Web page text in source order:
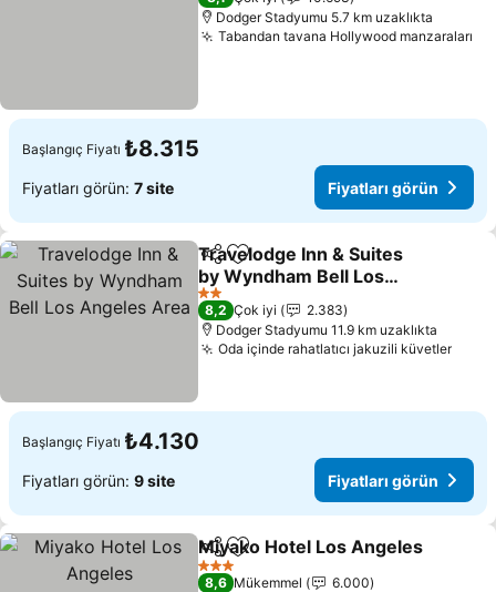
Dodger Stadyumu 5.7 km uzaklıkta
Tabandan tavana Hollywood manzaraları
Başlangıç Fiyatı ₺8.315
Fiyatları görün: 7 site Fiyatları görün
PaylaşFavorilerime ekle
Travelodge Inn & Suites
by Wyndham Bell Los
Angeles Area
Fiyatları görün
2 Yıldız
8,2 Çok iyi
2.383
Dodger Stadyumu 11.9 km uzaklıkta
Oda içinde rahatlatıcı jakuzili küvetler
Başlangıç Fiyatı ₺4.130
Fiyatları görün: 9 site Fiyatları görün
PaylaşFavorilerime ekle
Miyako Hotel Los Angeles
3 Yıldız
8,6 Mükemmel
6.000